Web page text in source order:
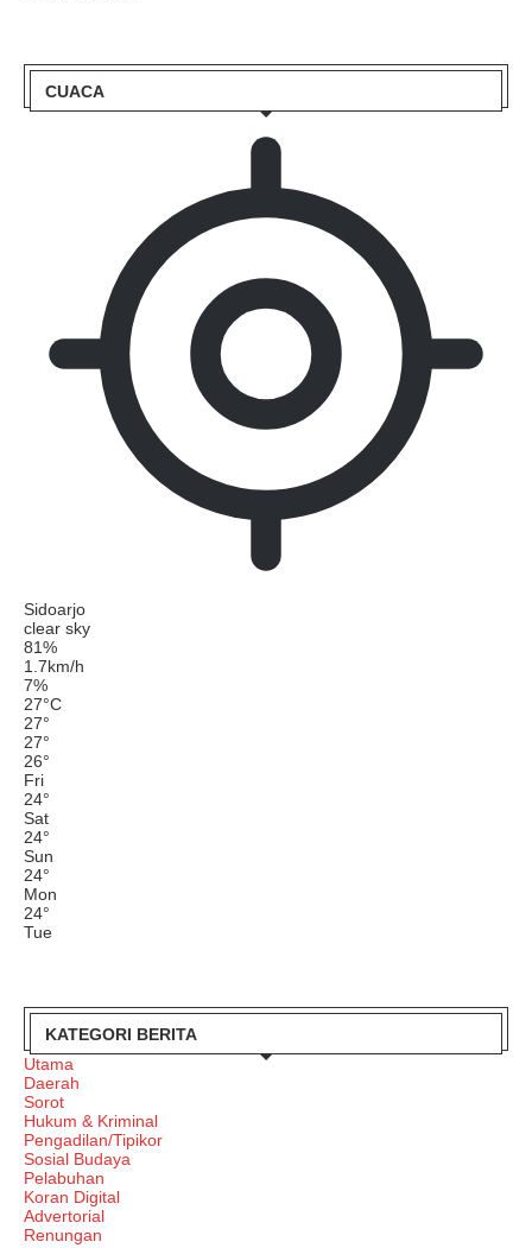
CUACA
Sidoarjo
clear sky
81%
1.7km/h
7%
27°C
27°
27°
26°
Fri
24°
Sat
24°
Sun
24°
Mon
24°
Tue
KATEGORI BERITA
Utama
Daerah
Sorot
Hukum & Kriminal
Pengadilan/Tipikor
Sosial Budaya
Pelabuhan
Koran Digital
Advertorial
Renungan